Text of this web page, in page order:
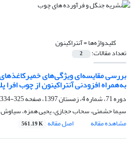
کلیدواژه‌ها =آنتراکینون
تعداد مقالات: 2
بررسی مقایسه‌ای ویژگی‌های خمیرکاغذهای
به‌همراه افزودنی آنتراکینون از چوب افرا
دوره 71، شماره 4، زمستان 1397، صفحه
325-334
سیما حشمتی، سحاب حجازی، یحیی همزه،
مشاهده مقاله
اصل مقاله 561.19 K